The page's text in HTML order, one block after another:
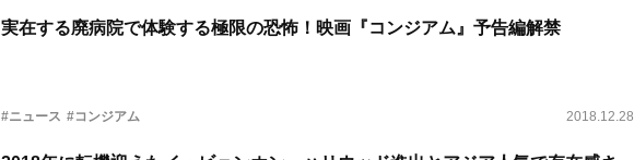
実在する廃病院で体験する極限の恐怖！映画『コンジアム』予告編解禁
#ニュース #コンジアム 2018.12.28